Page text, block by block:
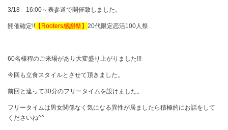
3/18 16:00～表参道で開催致しました。
開催確定!! 【Rooters感謝祭】 20代限定恋活100人祭
60名様程のご来場があり大変盛り上がりました!!!
今回も立食スタイルとさせて頂きました。
前回と違って30分のフリータイムを設けました。
フリータイムは男女関係なく気になる異性が居ましたら積極的にお話をして
くださいね^^